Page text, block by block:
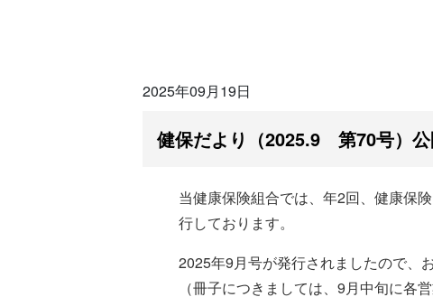
2025年09月19日
健保だより（2025.9 第70号）
当健康保険組合では、年2回、健康保
行しております。
2025年9月号が発行されましたので、
（冊子につきましては、9月中旬に各